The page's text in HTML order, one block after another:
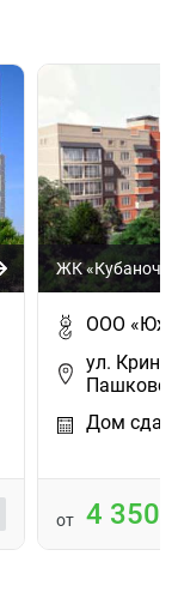
ЖК
ООО
ул.
Дом сдан
от 4 350